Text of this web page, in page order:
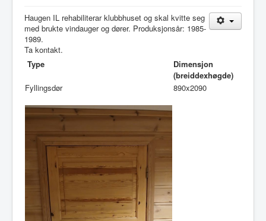
Fotball
Friidrett
Langrenn
Klubblokaler
Medlemsskap
Minnefond
Haugen IL rehabiliterar klubbhuset og skal kvitte seg
med brukte vindauger og dører. Produksjonsår: 1985-
1989.
Ta kontakt.
Type
Dimensjon
(breiddexhøgde)
Fyllingsdør
890x2090